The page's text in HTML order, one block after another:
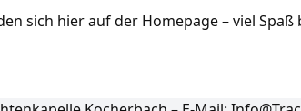
sich hier auf der Homepage – viel